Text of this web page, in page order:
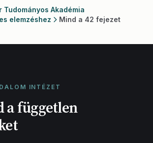
Tudományos Akadémia
elemzéshez
Mind a 42 fejezet
INTÉZET
a független